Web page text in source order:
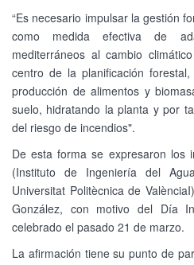
“Es necesario impulsar la gestión
como medida efectiva de
mediterráneos al cambio
centro de la planificación
producción de alimentos y
suelo, hidratando la planta y por
del riesgo de incendios".
De esta forma se expresaron los
(Instituto de Ingeniería del
Universitat Politècnica de
González, con motivo del Día
celebrado el pasado 21 de marzo.
La afirmación tiene su punto de